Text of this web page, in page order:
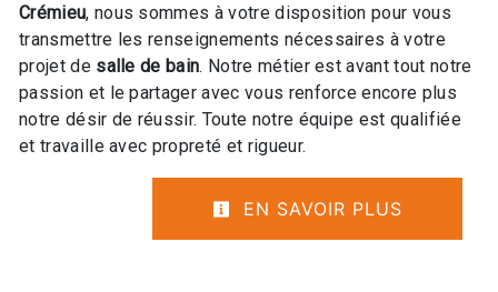
Crémieu, nous sommes à votre disposition pour vous
transmettre les renseignements nécessaires à votre
projet de salle de bain. Notre métier est avant tout notre
passion et le partager avec vous renforce encore plus
notre désir de réussir. Toute notre équipe est qualifiée
et travaille avec propreté et rigueur.
EN SAVOIR PLUS